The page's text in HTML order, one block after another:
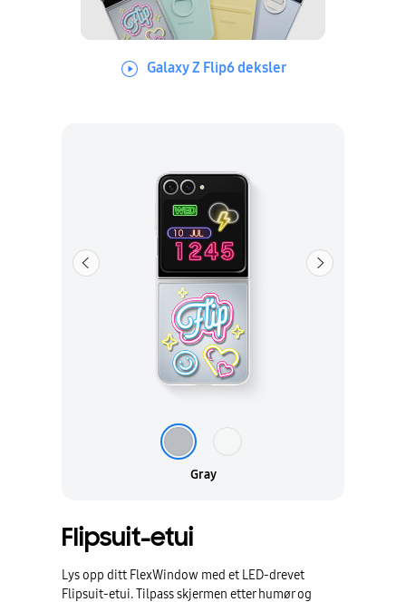
Galaxy Z Flip6 deksler
Flipsuit-etui
Lys opp ditt FlexWindow med et LED-drevet
Flipsuit-etui. Tilpass skjermen etter humør og
Gray